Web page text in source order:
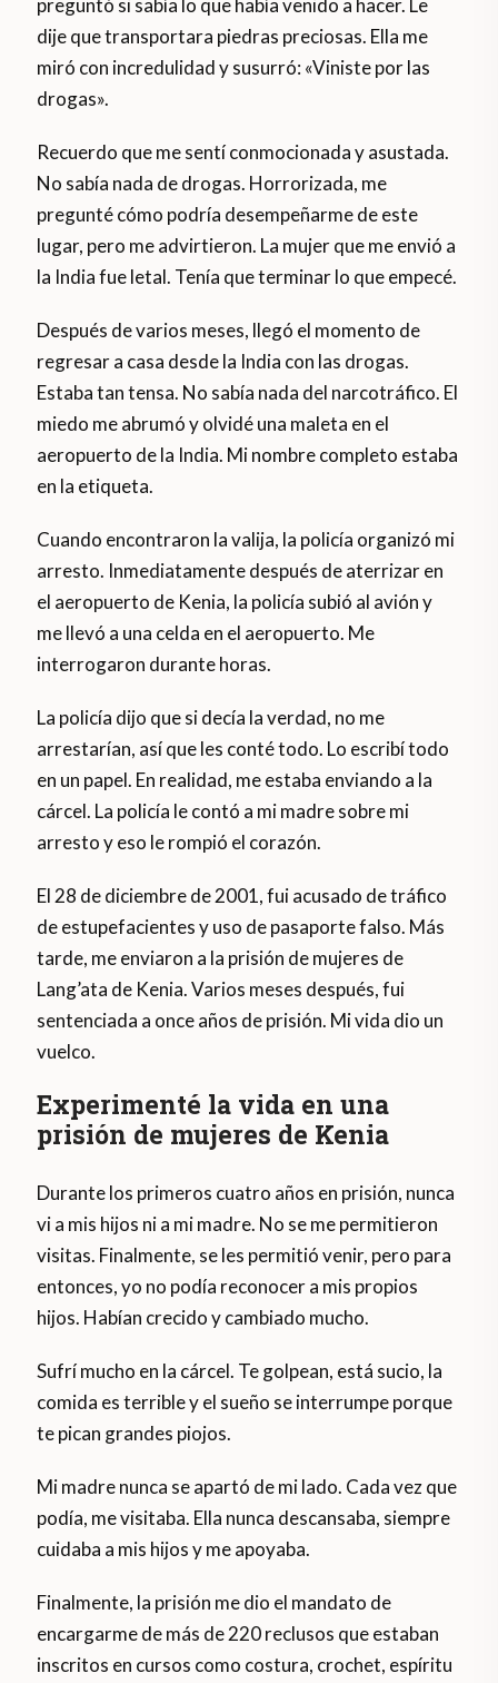
preguntó si sabía lo que había venido a hacer. Le
dije que transportara piedras preciosas. Ella me
miró con incredulidad y susurró: «Viniste por las
drogas».
Recuerdo que me sentí conmocionada y asustada.
No sabía nada de drogas. Horrorizada, me
pregunté cómo podría desempeñarme de este
lugar, pero me advirtieron. La mujer que me envió a
la India fue letal. Tenía que terminar lo que empecé.
Después de varios meses, llegó el momento de
regresar a casa desde la India con las drogas.
Estaba tan tensa. No sabía nada del narcotráfico. El
miedo me abrumó y olvidé una maleta en el
aeropuerto de la India. Mi nombre completo estaba
en la etiqueta.
Cuando encontraron la valija, la policía organizó mi
arresto. Inmediatamente después de aterrizar en
el aeropuerto de Kenia, la policía subió al avión y
me llevó a una celda en el aeropuerto. Me
interrogaron durante horas.
La policía dijo que si decía la verdad, no me
arrestarían, así que les conté todo. Lo escribí todo
en un papel. En realidad, me estaba enviando a la
cárcel. La policía le contó a mi madre sobre mi
arresto y eso le rompió el corazón.
El 28 de diciembre de 2001, fui acusado de tráfico
de estupefacientes y uso de pasaporte falso. Más
tarde, me enviaron a la prisión de mujeres de
Lang’ata de Kenia. Varios meses después, fui
sentenciada a once años de prisión. Mi vida dio un
vuelco.
Experimenté la vida en una
prisión de mujeres de Kenia
Durante los primeros cuatro años en prisión, nunca
vi a mis hijos ni a mi madre. No se me permitieron
visitas. Finalmente, se les permitió venir, pero para
entonces, yo no podía reconocer a mis propios
hijos. Habían crecido y cambiado mucho.
Sufrí mucho en la cárcel. Te golpean, está sucio, la
comida es terrible y el sueño se interrumpe porque
te pican grandes piojos.
Mi madre nunca se apartó de mi lado. Cada vez que
podía, me visitaba. Ella nunca descansaba, siempre
cuidaba a mis hijos y me apoyaba.
Finalmente, la prisión me dio el mandato de
encargarme de más de 220 reclusos que estaban
inscritos en cursos como costura, crochet, espíritu